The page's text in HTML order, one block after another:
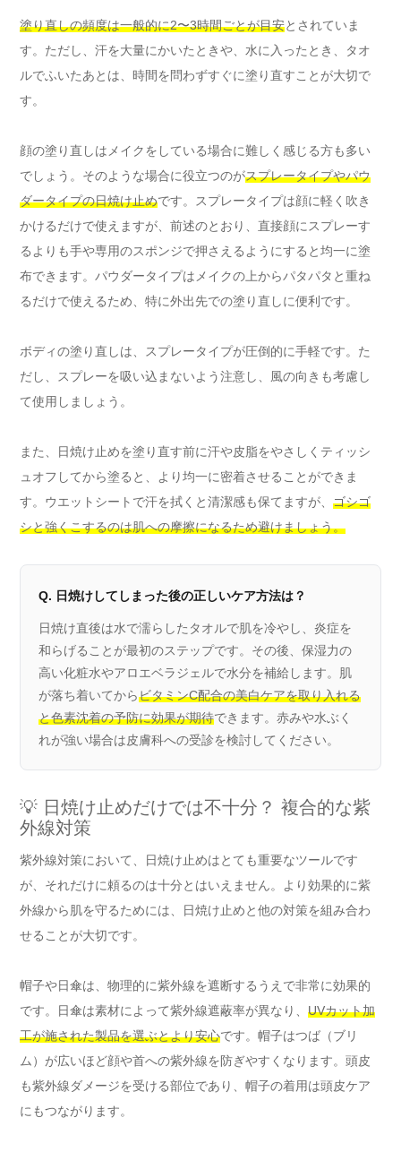
塗り直しの頻度は一般的に2〜3時間ごとが目安とされていま
す。ただし、汗を大量にかいたときや、水に入ったとき、タオ
ルでふいたあとは、時間を問わずすぐに塗り直すことが大切で
す。
顔の塗り直しはメイクをしている場合に難しく感じる方も多い
でしょう。そのような場合に役立つのがスプレータイプやパウ
ダータイプの日焼け止めです。スプレータイプは顔に軽く吹き
かけるだけで使えますが、前述のとおり、直接顔にスプレーす
るよりも手や専用のスポンジで押さえるようにすると均一に塗
布できます。パウダータイプはメイクの上からパタパタと重ね
るだけで使えるため、特に外出先での塗り直しに便利です。
ボディの塗り直しは、スプレータイプが圧倒的に手軽です。た
だし、スプレーを吸い込まないよう注意し、風の向きも考慮し
て使用しましょう。
また、日焼け止めを塗り直す前に汗や皮脂をやさしくティッシ
ュオフしてから塗ると、より均一に密着させることができま
す。ウエットシートで汗を拭くと清潔感も保てますが、 ゴシゴ
シと強くこするのは肌への摩擦になるため避けましょう。
Q. 日焼けしてしまった後の正しいケア方法は？
日焼け直後は水で濡らしたタオルで肌を冷やし、炎症を
和らげることが最初のステップです。その後、保湿力の
高い化粧水やアロエベラジェルで水分を補給します。肌
が落ち着いてからビタミンC配合の美白ケアを取り入れる
と色素沈着の予防に効果が期待できます。赤みや水ぶく
れが強い場合は皮膚科への受診を検討してください。
💡 日焼け止めだけでは不十分？ 複合的な紫
外線対策
紫外線対策において、日焼け止めはとても重要なツールです
が、それだけに頼るのは十分とはいえません。より効果的に紫
外線から肌を守るためには、日焼け止めと他の対策を組み合わ
せることが大切です。
帽子や日傘は、物理的に紫外線を遮断するうえで非常に効果的
です。日傘は素材によって紫外線遮蔽率が異なり、 UVカット加
工が施された製品を選ぶとより安心です。帽子はつば（ブリ
ム）が広いほど顔や首への紫外線を防ぎやすくなります。頭皮
も紫外線ダメージを受ける部位であり、帽子の着用は頭皮ケア
にもつながります。